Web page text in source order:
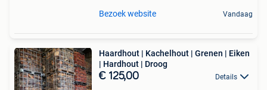
Bezoek website Vandaag
Haardhout | Kachelhout | Grenen | Eiken
| Hardhout | Droog
€ 125,00 Details